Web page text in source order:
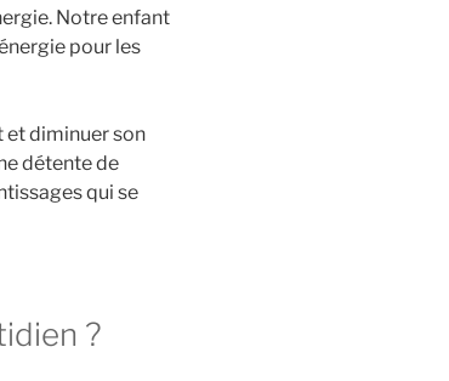
Notre enfant
pour les
et diminuer son
détente de
qui se
?